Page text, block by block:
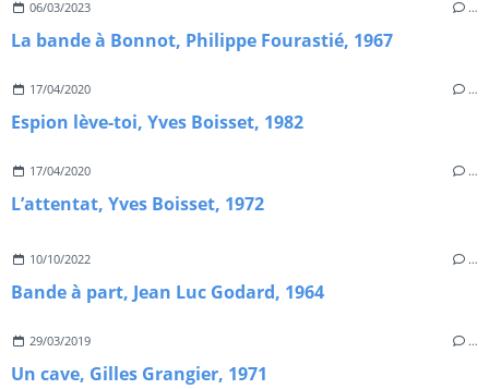
06/03/2023 …
La bande à Bonnot, Philippe Fourastié, 1967
17/04/2020 …
Espion lève-toi, Yves Boisset, 1982
17/04/2020 …
L’attentat, Yves Boisset, 1972
10/10/2022 …
Bande à part, Jean Luc Godard, 1964
29/03/2019 …
Un cave, Gilles Grangier, 1971